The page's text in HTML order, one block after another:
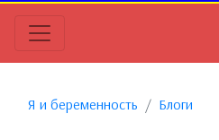
Я и беременность Блоги